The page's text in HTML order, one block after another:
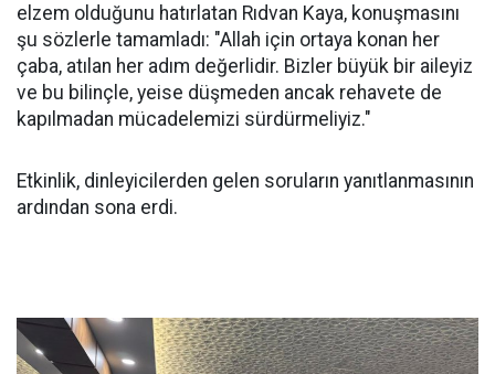
elzem olduğunu hatırlatan Rıdvan Kaya, konuşmasını
şu sözlerle tamamladı: "Allah için ortaya konan her
çaba, atılan her adım değerlidir. Bizler büyük bir aileyiz
ve bu bilinçle, yeise düşmeden ancak rehavete de
kapılmadan mücadelemizi sürdürmeliyiz."
Etkinlik, dinleyicilerden gelen soruların yanıtlanmasının
ardından sona erdi.